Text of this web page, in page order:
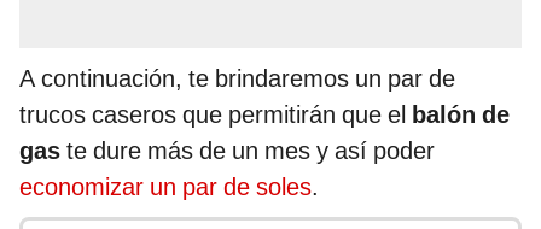
A continuación, te brindaremos un par de
trucos caseros que permitirán que el balón de
gas te dure más de un mes y así poder
economizar un par de soles.